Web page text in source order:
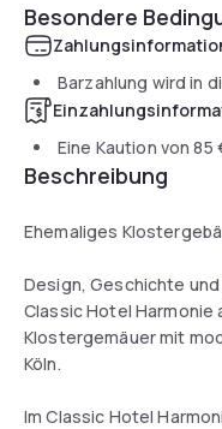
Besondere
Barzahlung wird in
Eine Kaution von85
Beschreibung
Ehemaliges
Design, Geschichte
Classic Hotel Harmonie
Klostergemäuer mit
Köln.
Im Classic Hotel